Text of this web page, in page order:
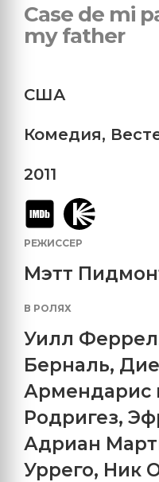
Case de mi
my father
США
Комедия,
2011
РЕЖИССЕР
Мэтт
В РОЛЯХ
Уилл
Берналь,
Армендарис
Родригез,
Адриан
Уррего, Ник